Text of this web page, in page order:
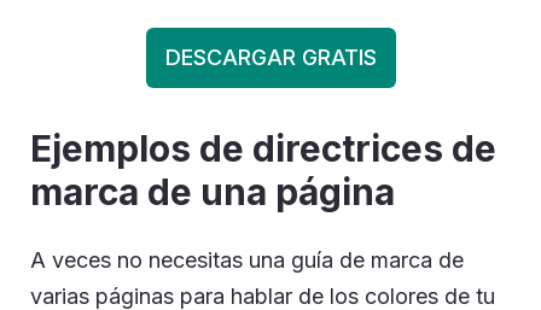
DESCARGAR GRATIS
Ejemplos de directrices de
marca de una página
A veces no necesitas una guía de marca de
varias páginas para hablar de los colores de tu